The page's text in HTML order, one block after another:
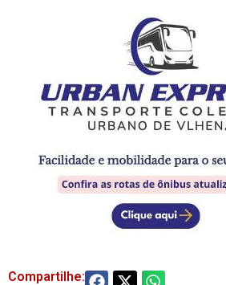
Compartilhe: